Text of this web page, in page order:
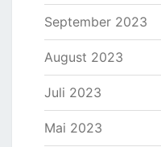
September 2023
August 2023
Juli 2023
Mai 2023